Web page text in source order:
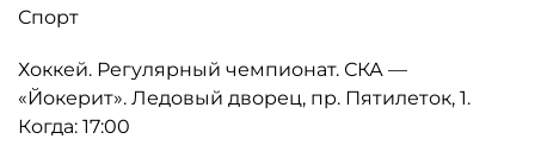
Спорт
Хоккей. Регулярный чемпионат. СКА —
«Йокерит». Ледовый дворец, пр. Пятилеток, 1.
Когда: 17:00